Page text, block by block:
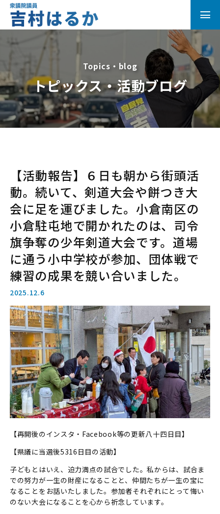
Topics・blog
トピックス・活動ブログ
【活動報告】６日も朝から街頭活
動。続いて、剣道大会や餅つき大
会に足を運びました。小倉南区の
小倉駐屯地で開かれたのは、司令
旗争奪の少年剣道大会です。道場
に通う小中学校が参加、団体戦で
練習の成果を競い合いました。
2025.12.6
【再開後のインスタ・Facebook等の更新八十四日目】
【県議に当選後5316日目の活動】
子どもとはいえ、迫力満点の試合でした。私からは、試合ま
での努力が一生の財産になることと、仲間たちが一生の宝に
なることをお話いたしました。参加者それぞれにとって悔い
のない大会になることを心から祈念しています。